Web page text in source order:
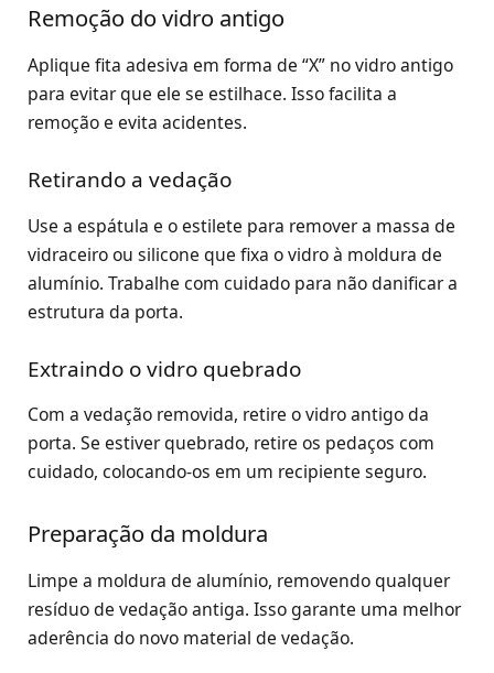
Remoção do vidro antigo
Aplique fita adesiva em forma de “X” no vidro antigo
para evitar que ele se estilhace. Isso facilita a
remoção e evita acidentes.
Retirando a vedação
Use a espátula e o estilete para remover a massa de
vidraceiro ou silicone que fixa o vidro à moldura de
alumínio. Trabalhe com cuidado para não danificar a
estrutura da porta.
Extraindo o vidro quebrado
Com a vedação removida, retire o vidro antigo da
porta. Se estiver quebrado, retire os pedaços com
cuidado, colocando-os em um recipiente seguro.
Preparação da moldura
Limpe a moldura de alumínio, removendo qualquer
resíduo de vedação antiga. Isso garante uma melhor
aderência do novo material de vedação.